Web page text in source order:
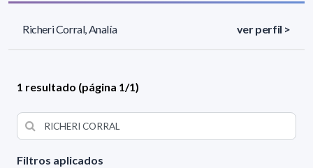
Filtros aplicados
Richeri Corral, Analía ver perfil >
1 resultado (página 1/1)